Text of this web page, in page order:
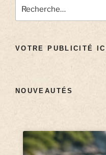
VOTRE PUBLICITÉ ICI
NOUVEAUTÉS